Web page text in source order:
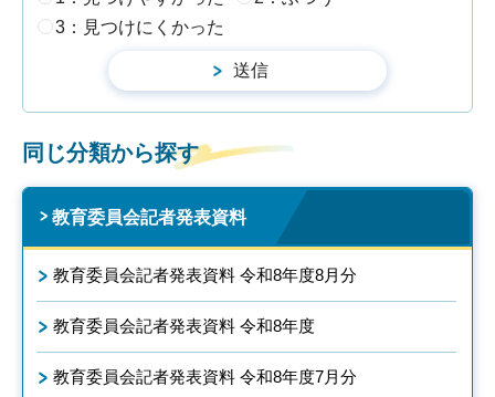
3：見つけにくかった
同じ分類から探す
教育委員会記者発表資料
教育委員会記者発表資料 令和8年度8月分
教育委員会記者発表資料 令和8年度
教育委員会記者発表資料 令和8年度7月分